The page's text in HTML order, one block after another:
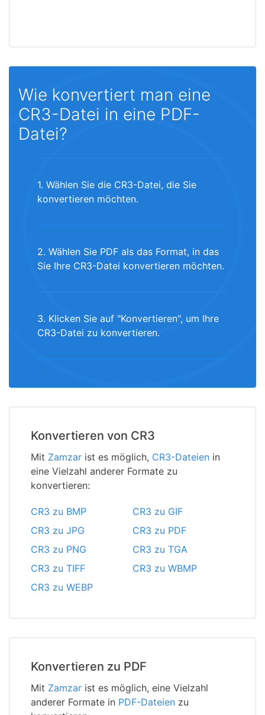
Wie konvertiert man eine
CR3-Datei in eine PDF-
Datei?
1. Wählen Sie die CR3-Datei, die Sie
konvertieren möchten.
2. Wählen Sie PDF als das Format, in das
Sie Ihre CR3-Datei konvertieren möchten.
3. Klicken Sie auf "Konvertieren", um Ihre
CR3-Datei zu konvertieren.
Konvertieren von CR3
Mit Zamzar ist es möglich, CR3-Dateien in
eine Vielzahl anderer Formate zu
konvertieren:
CR3 zu BMP
CR3 zu GIF
CR3 zu JPG
CR3 zu PDF
CR3 zu PNG
CR3 zu TGA
CR3 zu TIFF
CR3 zu WBMP
CR3 zu WEBP
Konvertieren zu PDF
Mit Zamzar ist es möglich, eine Vielzahl
anderer Formate in PDF-Dateien zu